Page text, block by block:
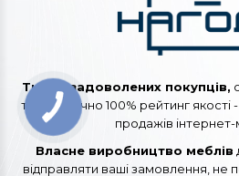
Тисячі задоволених покупців,
та практично 100% рейтинг якості
продажів інтернет-
Власне виробництво меблів
відправляти ваші замовлення, не